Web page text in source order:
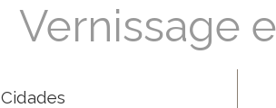
Vernissage
Cidades